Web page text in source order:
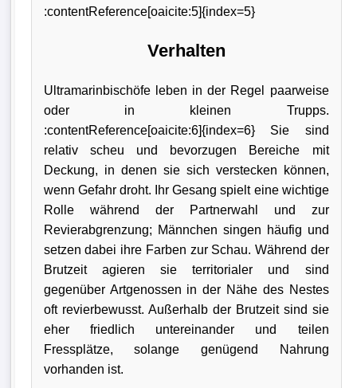
:contentReference[oaicite:5]{index=5}
Verhalten
Ultramarinbischöfe leben in der Regel paarweise
oder in kleinen Trupps.
:contentReference[oaicite:6]{index=6} Sie sind
relativ scheu und bevorzugen Bereiche mit
Deckung, in denen sie sich verstecken können,
wenn Gefahr droht. Ihr Gesang spielt eine wichtige
Rolle während der Partnerwahl und zur
Revierabgrenzung; Männchen singen häufig und
setzen dabei ihre Farben zur Schau. Während der
Brutzeit agieren sie territorialer und sind
gegenüber Artgenossen in der Nähe des Nestes
oft revierbewusst. Außerhalb der Brutzeit sind sie
eher friedlich untereinander und teilen
Fressplätze, solange genügend Nahrung
vorhanden ist.